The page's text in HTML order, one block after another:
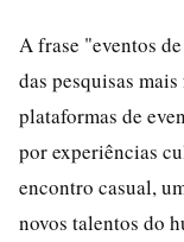
A frase "eventos
das pesquisas
plataformas de
por experiências
encontro casual,
novos talentos do